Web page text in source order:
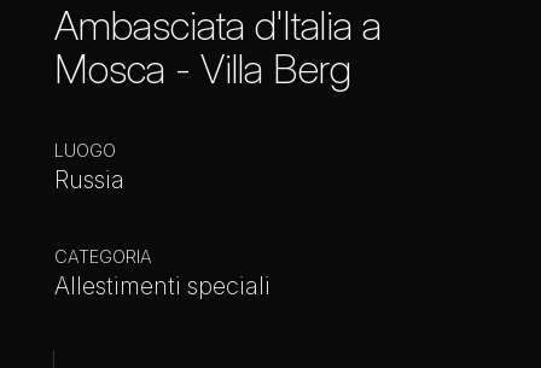
Ambasciata d'Italia a
Mosca - Villa Berg
LUOGO
Russia
CATEGORIA
Allestimenti speciali